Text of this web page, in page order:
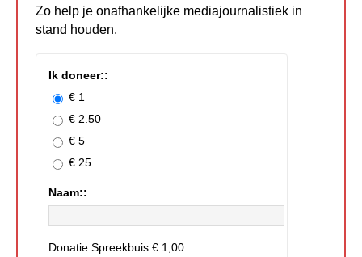
Zo help je onafhankelijke mediajournalistiek in
stand houden.
Ik doneer::
€ 1
€ 2.50
€ 5
€ 25
Naam::
Donatie Spreekbuis € 1,00